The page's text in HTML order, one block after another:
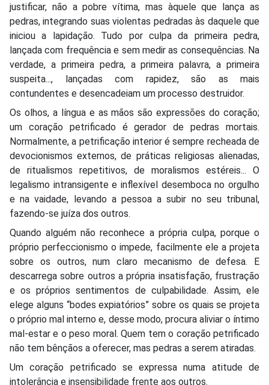
justificar, não a pobre vítima, mas àquele que lança as
pedras, integrando suas violentas pedradas às daquele que
iniciou a lapidação. Tudo por culpa da primeira pedra,
lançada com frequência e sem medir as consequências. Na
verdade, a primeira pedra, a primeira palavra, a primeira
suspeita..., lançadas com rapidez, são as mais
contundentes e desencadeiam um processo destruidor.
Os olhos, a língua e as mãos são expressões do coração;
um coração petrificado é gerador de pedras mortais.
Normalmente, a petrificação interior é sempre recheada de
devocionismos externos, de práticas religiosas alienadas,
de ritualismos repetitivos, de moralismos estéreis... O
legalismo intransigente e inflexível desemboca no orgulho
e na vaidade, levando a pessoa a subir no seu tribunal,
fazendo-se juíza dos outros.
Quando alguém não reconhece a própria culpa, porque o
próprio perfeccionismo o impede, facilmente ele a projeta
sobre os outros, num claro mecanismo de defesa. E
descarrega sobre outros a própria insatisfação, frustração
e os próprios sentimentos de culpabilidade. Assim, ele
elege alguns “bodes expiatórios” sobre os quais se projeta
o próprio mal interno e, desse modo, procura aliviar o íntimo
mal-estar e o peso moral. Quem tem o coração petrificado
não tem bênçãos a oferecer, mas pedras a serem atiradas.
Um coração petrificado se expressa numa atitude de
intolerância e insensibilidade frente aos outros.